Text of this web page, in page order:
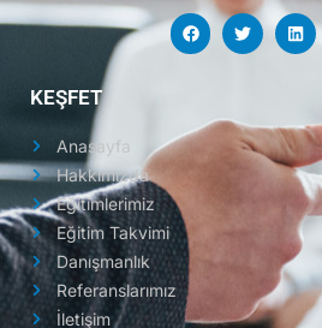
KEŞFET
Anasayfa
Hakkımızda
Eğitimlerimiz
Eğitim Takvimi
Danışmanlık
Referanslarımız
İletişim